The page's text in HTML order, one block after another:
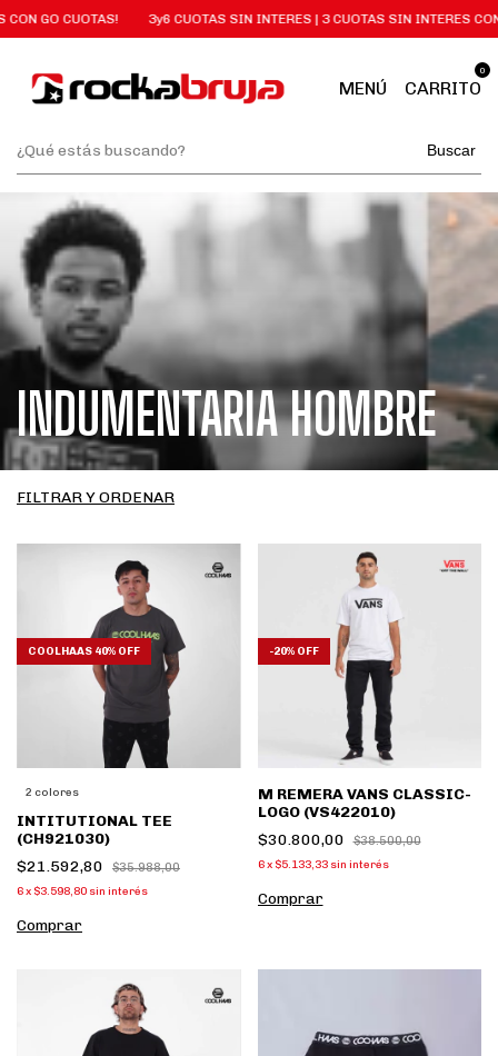
3y6 CUOTAS SIN INTERES | 3 CUOTAS SIN INTERES CON GO
MENÚ CARRITO
0
Buscar
INDUMENTARIA HOMBRE
FILTRAR Y ORDENAR
COOLHAAS 40% OFF
2 colores
INTITUTIONAL TEE
(CH921030)
$21.592,80
$35.988,00
6x $3.598,80 sin interés
Comprar
-20% OFF
M REMERA VANS CLASSIC-
LOGO (VS422010)
$30.800,00
$38.500,00
6 x $5.133,33 sin interés
Comprar